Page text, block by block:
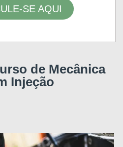
SE AQUI
de Mecânica
Injeção